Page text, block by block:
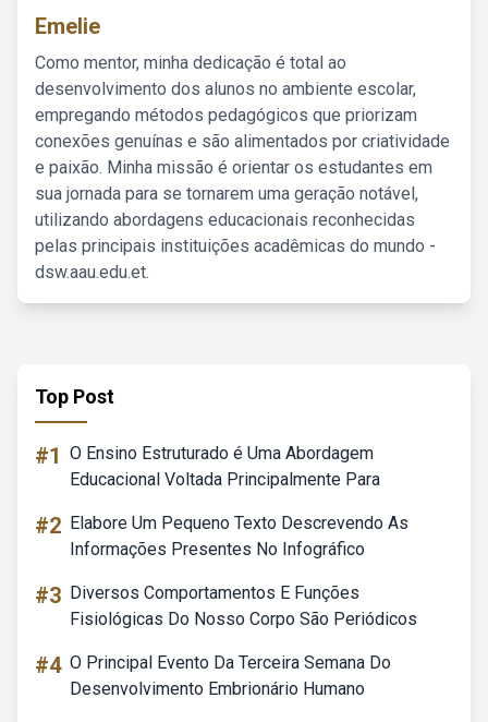
Emelie
Como mentor, minha dedicação é total ao
desenvolvimento dos alunos no ambiente escolar,
empregando métodos pedagógicos que priorizam
conexões genuínas e são alimentados por criatividade
e paixão. Minha missão é orientar os estudantes em
sua jornada para se tornarem uma geração notável,
utilizando abordagens educacionais reconhecidas
pelas principais instituições acadêmicas do mundo -
dsw.aau.edu.et.
Top Post
#1 O Ensino Estruturado é Uma Abordagem
Educacional Voltada Principalmente Para
#2 Elabore Um Pequeno Texto Descrevendo As
Informações Presentes No Infográfico
#3 Diversos Comportamentos E Funções
Fisiológicas Do Nosso Corpo São Periódicos
#4 O Principal Evento Da Terceira Semana Do
Desenvolvimento Embrionário Humano